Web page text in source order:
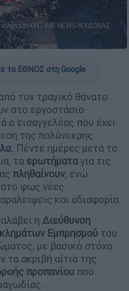
(INTIME NEWS/ΚΥΔΩΝΑΣ
το ΕΘΝΟΣ στη Google
τον τραγικό θάνατο
στο εργοστάσιο
ο εισαγγελέας που έχει
της πολύνεκρης
. Πέντε ημέρες μετά το
τα ερωτήματαγια τις
πληθαίνουν, ενώ
στο φως νέες
και αδιαφορία.
η Διεύθυνση
Εμπρησμού του
με βασικό στόχο
τα ακριβή αίτια της
προπανίου που